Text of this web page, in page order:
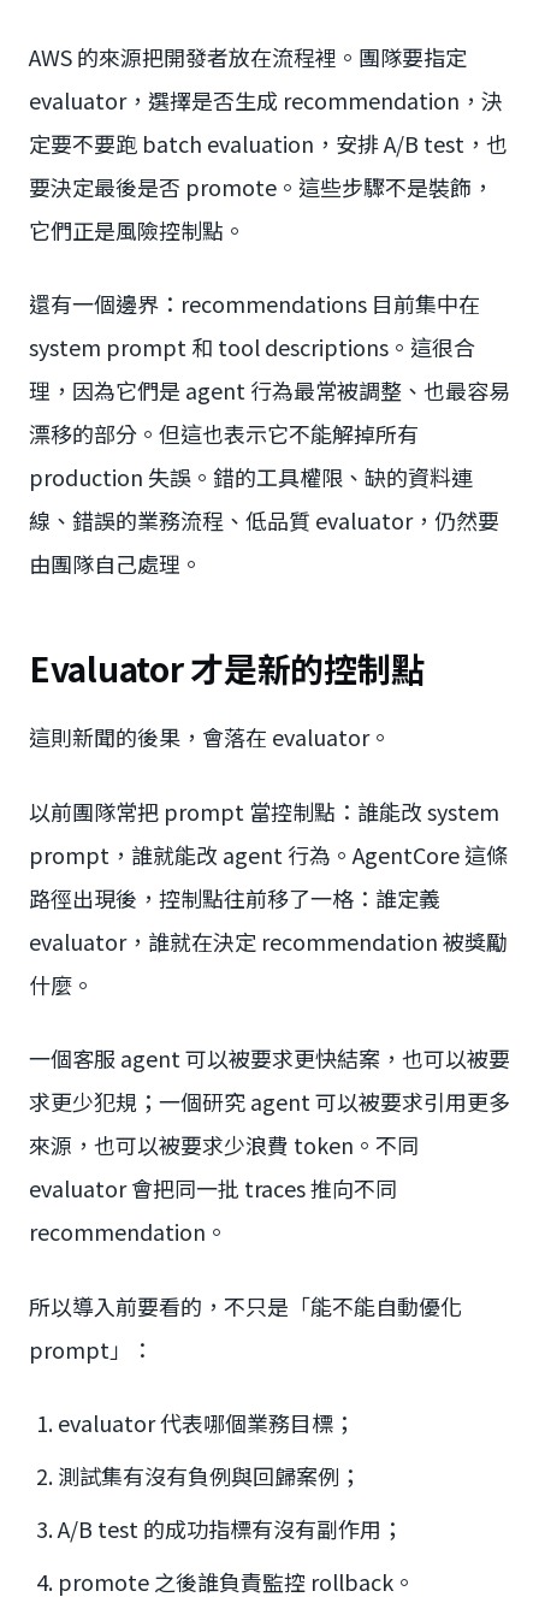
AWS 的來源把開發者放在流程裡。團隊要指定
evaluator，選擇是否生成 recommendation，決
定要不要跑 batch evaluation，安排 A/B test，也
要決定最後是否 promote。這些步驟不是裝飾，
它們正是風險控制點。
還有一個邊界：recommendations 目前集中在
system prompt 和 tool descriptions。這很合
理，因為它們是 agent 行為最常被調整、也最容易
漂移的部分。但這也表示它不能解掉所有
production 失誤。錯的工具權限、缺的資料連
線、錯誤的業務流程、低品質 evaluator，仍然要
由團隊自己處理。
Evaluator 才是新的控制點
這則新聞的後果，會落在 evaluator。
以前團隊常把 prompt 當控制點：誰能改 system
prompt，誰就能改 agent 行為。AgentCore 這條
路徑出現後，控制點往前移了一格：誰定義
evaluator，誰就在決定 recommendation 被獎勵
什麼。
一個客服 agent 可以被要求更快結案，也可以被要
求更少犯規；一個研究 agent 可以被要求引用更多
來源，也可以被要求少浪費 token。不同
evaluator 會把同一批 traces 推向不同
recommendation。
所以導入前要看的，不只是「能不能自動優化
prompt」：
evaluator 代表哪個業務目標；
測試集有沒有負例與回歸案例；
A/B test 的成功指標有沒有副作用；
promote 之後誰負責監控 rollback。